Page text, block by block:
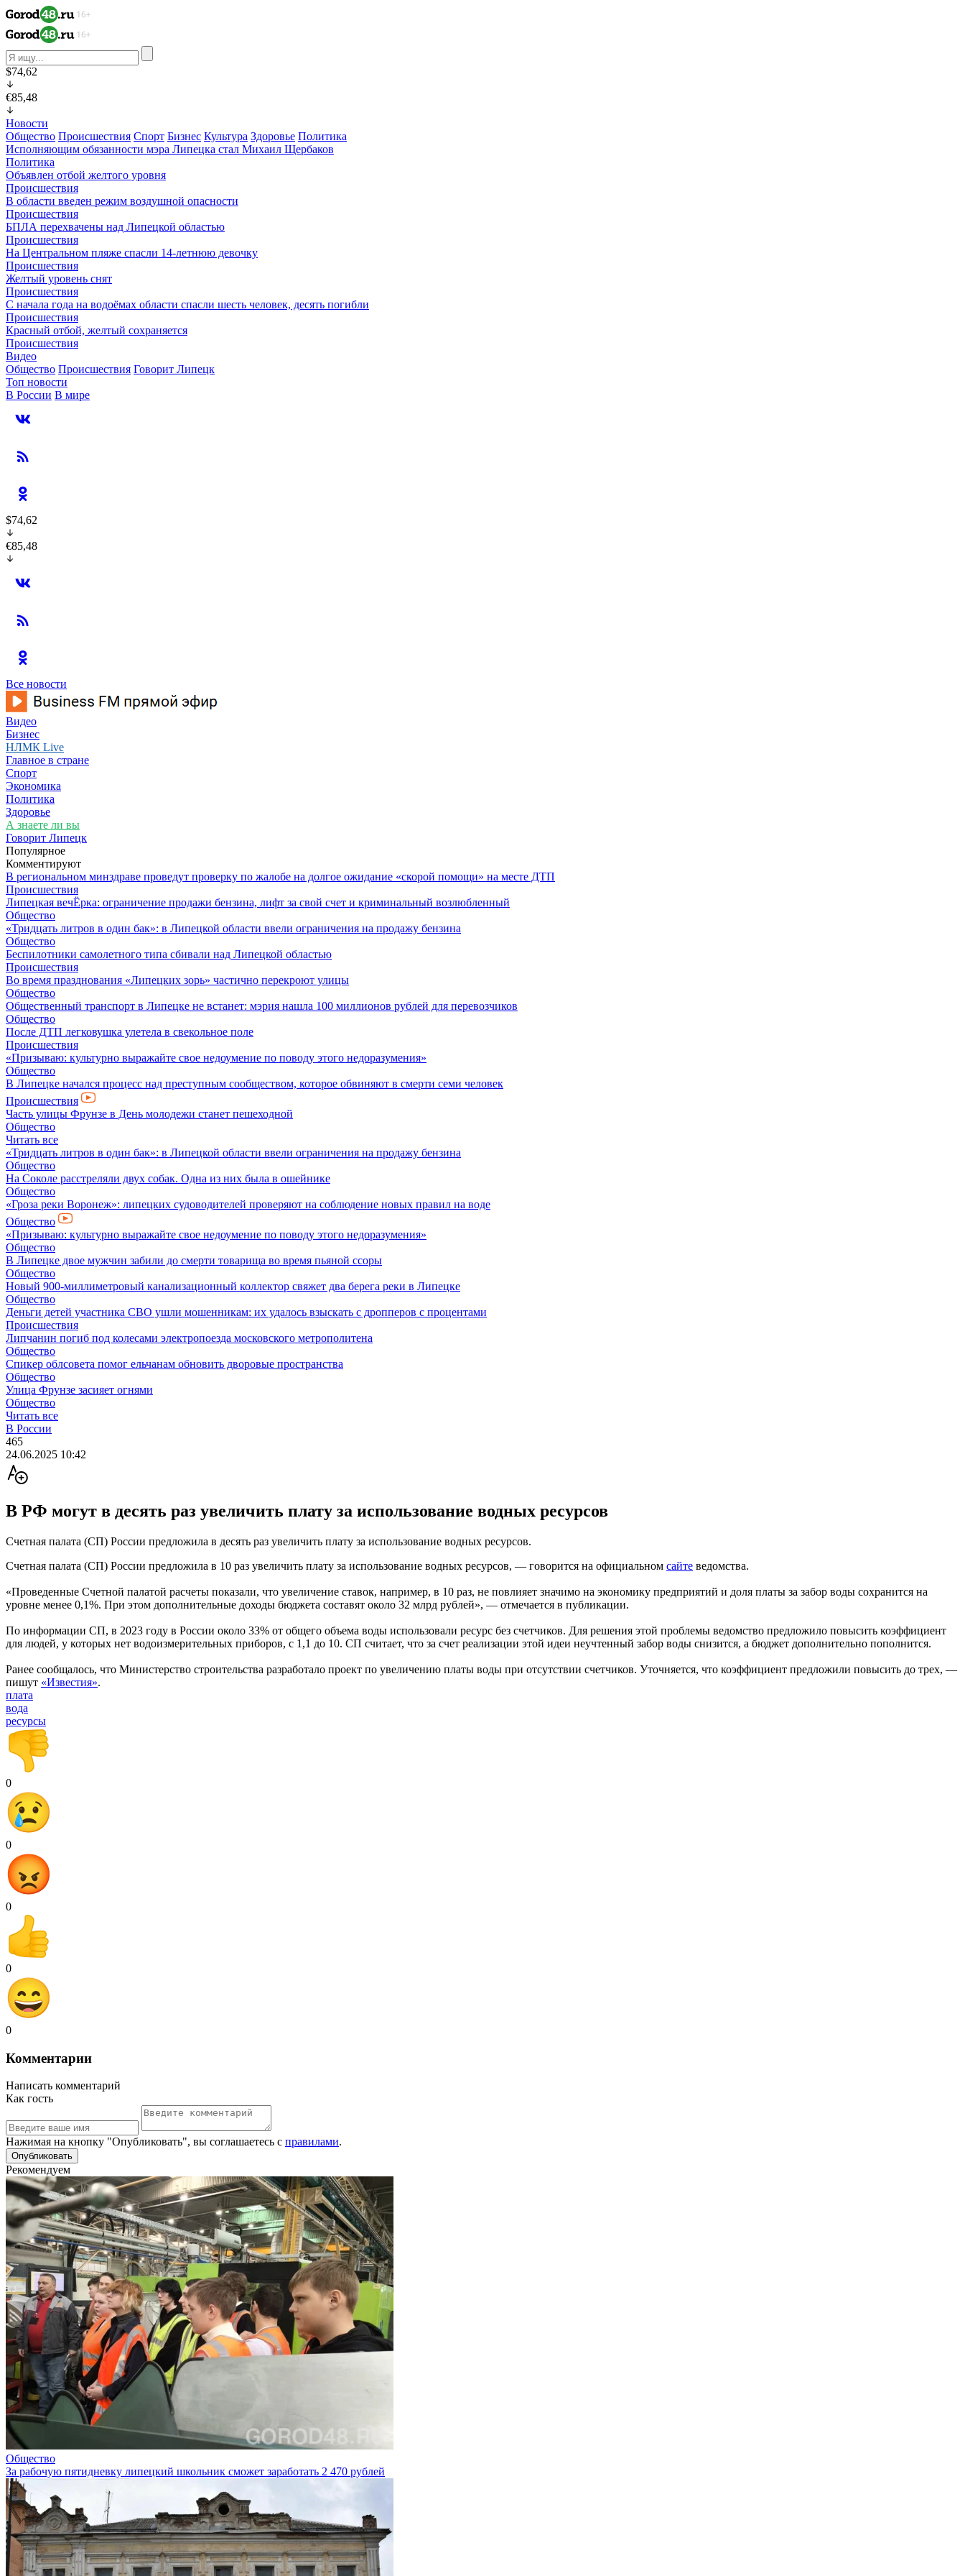
$74,62
€85,48
Новости
Общество Происшествия Спорт Бизнес Культура Здоровье Политика
Исполняющим обязанности мэра Липецка стал Михаил Щербаков
Политика
Объявлен отбой желтого уровня
Происшествия
В области введен режим воздушной опасности
Происшествия
БПЛА перехвачены над Липецкой областью
Происшествия
На Центральном пляже спасли 14-летнюю девочку
Происшествия
Желтый уровень снят
Происшествия
С начала года на водоёмах области спасли шесть человек, десять погибли
Происшествия
Красный отбой, желтый сохраняется
Происшествия
Видео
Общество Происшествия Говорит Липецк
Топ новости
В России В мире
$74,62
€85,48
Все новости
Видео
Бизнес
НЛМК Live
Главное в стране
Спорт
Экономика
Политика
Здоровье
А знаете ли вы
Говорит Липецк
Популярное
Комментируют
В региональном минздраве проведут проверку по жалобе на долгое ожидание «скорой помощи» на месте ДТП
Происшествия
Липецкая вечЁрка: ограничение продажи бензина, лифт за свой счет и криминальный возлюбленный
Общество
«Тридцать литров в один бак»: в Липецкой области ввели ограничения на продажу бензина
Общество
Беспилотники самолетного типа сбивали над Липецкой областью
Происшествия
Во время празднования «Липецких зорь» частично перекроют улицы
Общество
Общественный транспорт в Липецке не встанет: мэрия нашла 100 миллионов рублей для перевозчиков
Общество
После ДТП легковушка улетела в свекольное поле
Происшествия
«Призываю: культурно выражайте свое недоумение по поводу этого недоразумения»
Общество
В Липецке начался процесс над преступным сообществом, которое обвиняют в смерти семи человек
Происшествия
Часть улицы Фрунзе в День молодежи станет пешеходной
Общество
Читать все
«Тридцать литров в один бак»: в Липецкой области ввели ограничения на продажу бензина
Общество
На Соколе расстреляли двух собак. Одна из них была в ошейнике
Общество
«Гроза реки Воронеж»: липецких судоводителей проверяют на соблюдение новых правил на воде
Общество
«Призываю: культурно выражайте свое недоумение по поводу этого недоразумения»
Общество
В Липецке двое мужчин забили до смерти товарища во время пьяной ссоры
Общество
Новый 900-миллиметровый канализационный коллектор свяжет два берега реки в Липецке
Общество
Деньги детей участника СВО ушли мошенникам: их удалось взыскать с дропперов с процентами
Происшествия
Липчанин погиб под колесами электропоезда московского метрополитена
Общество
Спикер облсовета помог ельчанам обновить дворовые пространства
Общество
Улица Фрунзе засияет огнями
Общество
Читать все
В России
465
24.06.2025 10:42
В РФ могут в десять раз увеличить плату за использование водных ресурсов
Счетная палата (СП) России предложила в десять раз увеличить плату за использование водных ресурсов.
Счетная палата (СП) России предложила в 10 раз увеличить плату за использование водных ресурсов, — говорится на официальном сайте ведомства.
«Проведенные Счетной палатой расчеты показали, что увеличение ставок, например, в 10 раз, не повлияет значимо на экономику предприятий и доля платы за забор воды сохранится на
уровне менее 0,1%. При этом дополнительные доходы бюджета составят около 32 млрд рублей», — отмечается в публикации.
По информации СП, в 2023 году в России около 33% от общего объема воды использовали ресурс без счетчиков. Для решения этой проблемы ведомство предложило повысить коэффициент
для людей, у которых нет водоизмерительных приборов, с 1,1 до 10. СП считает, что за счет реализации этой идеи неучтенный забор воды снизится, а бюджет дополнительно пополнится.
Ранее сообщалось, что Министерство строительства разработало проект по увеличению платы воды при отсутствии счетчиков. Уточняется, что коэффициент предложили повысить до трех, —
пишут «Известия».
плата
вода
ресурсы
0
0
0
0
0
Комментарии
Написать комментарий
Как гость
Нажимая на кнопку "Опубликовать", вы соглашаетесь с правилами.
Рекомендуем
Общество
За рабочую пятидневку липецкий школьник сможет заработать 2 470 рублей